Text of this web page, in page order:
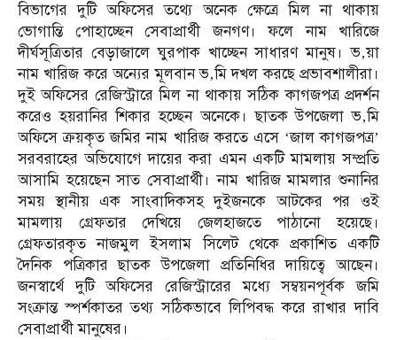
বিভাগের দুটি অফিসের তথ্যে অনেক ক্ষেত্রে মিল না থাকায়
ভোগান্তি পোহাচ্ছেন সেবাপ্রার্থী জনগণ। ফলে নাম খারিজে
দীর্ঘসূত্রিতার বেড়াজালে ঘুরপাক খাচ্ছেন সাধারণ মানুষ। ভ‚য়া
নাম খারিজ করে অন্যের মূলবান ভ‚মি দখল করছে প্রভাবশালীরা।
দুই অফিসের রেজিস্ট্রারে মিল না থাকায় সঠিক কাগজপত্র প্রদর্শন
করেও হয়রানির শিকার হচ্ছেন অনেকে। ছাতক উপজেলা ভ‚মি
অফিসে ক্রয়কৃত জমির নাম খারিজ করতে এসে ‘জাল কাগজপত্র’
সরবরাহের অভিযোগে দায়ের করা এমন একটি মামলায় সম্প্রতি
আসামি হয়েছেন সাত সেবাপ্রার্থী। নাম খারিজ মামলার শুনানির
সময় স্থানীয় এক সাংবাদিকসহ দুইজনকে আটকের পর ওই
মামলায় গ্রেফতার দেখিয়ে জেলহাজতে পাঠানো হয়েছে।
গ্রেফতারকৃত নাজমুল ইসলাম সিলেট থেকে প্রকাশিত একটি
দৈনিক পত্রিকার ছাতক উপজেলা প্রতিনিধির দায়িত্বে আছেন।
জনস্বার্থে দুটি অফিসের রেজিস্ট্রারের মধ্যে সম্বয়নপূর্বক জমি
সংক্রান্ত স্পর্শকাতর তথ্য সঠিকভাবে লিপিবদ্ধ করে রাখার দাবি
সেবাপ্রার্থী মানুষের।